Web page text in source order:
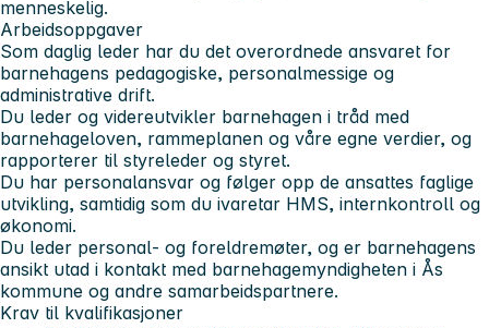
menneskelig.
Arbeidsoppgaver
Som daglig leder har du det overordnede ansvaret for
barnehagens pedagogiske, personalmessige og
administrative drift.
Du leder og videreutvikler barnehagen i tråd med
barnehageloven, rammeplanen og våre egne verdier, og
rapporterer til styreleder og styret.
Du har personalansvar og følger opp de ansattes faglige
utvikling, samtidig som du ivaretar HMS, internkontroll og
økonomi.
Du leder personal- og foreldremøter, og er barnehagens
ansikt utad i kontakt med barnehagemyndigheten i Ås
kommune og andre samarbeidspartnere.
Krav til kvalifikasjoner